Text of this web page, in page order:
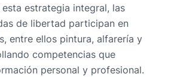
estrategia integral, las
de libertad participan en
entre ellos pintura, alfarería y
competencias que
personal y profesional.